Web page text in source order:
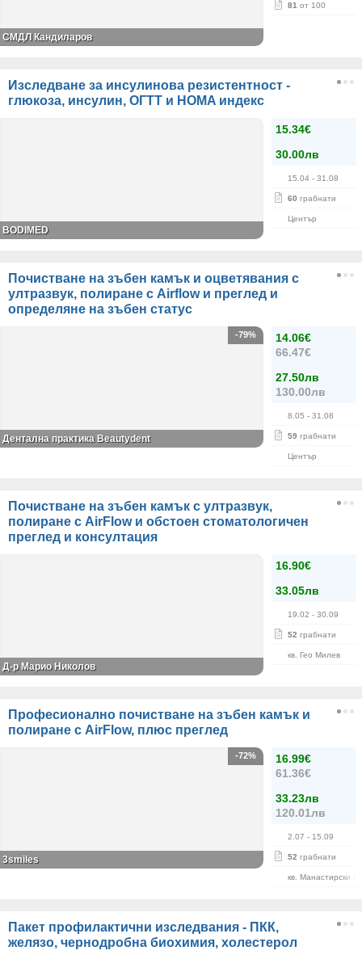
81 от 100
СМДЛ Кандиларов
Изследване за инсулинова резистентност -
глюкоза, инсулин, ОГТТ и HOMA индекс
15.34€
30.00лв
15.04 - 31.08
60 грабнати
Център
BODIMED
Почистване на зъбен камък и оцветявания с
ултразвук, полиране с Airflow и преглед и
определяне на зъбен статус
14.06€
66.47€
27.50лв
130.00лв
8.05 - 31.08
59 грабнати
Център
-79%
Дентална практика Beautydent
Почистване на зъбен камък с ултразвук,
полиране с AirFlow и обстоен стоматологичен
преглед и консултация
16.90€
33.05лв
19.02 - 30.09
52 грабнати
кв. Гео Милев
Д-р Марио Николов
Професионално почистване на зъбен камък и
полиране с AirFlow, плюс преглед
16.99€
61.36€
33.23лв
120.01лв
2.07 - 15.09
52 грабнати
кв. Манастирски
-72%
3smiles
Пакет профилактични изследвания - ПКК,
желязо, чернодробна биохимия, холестерол